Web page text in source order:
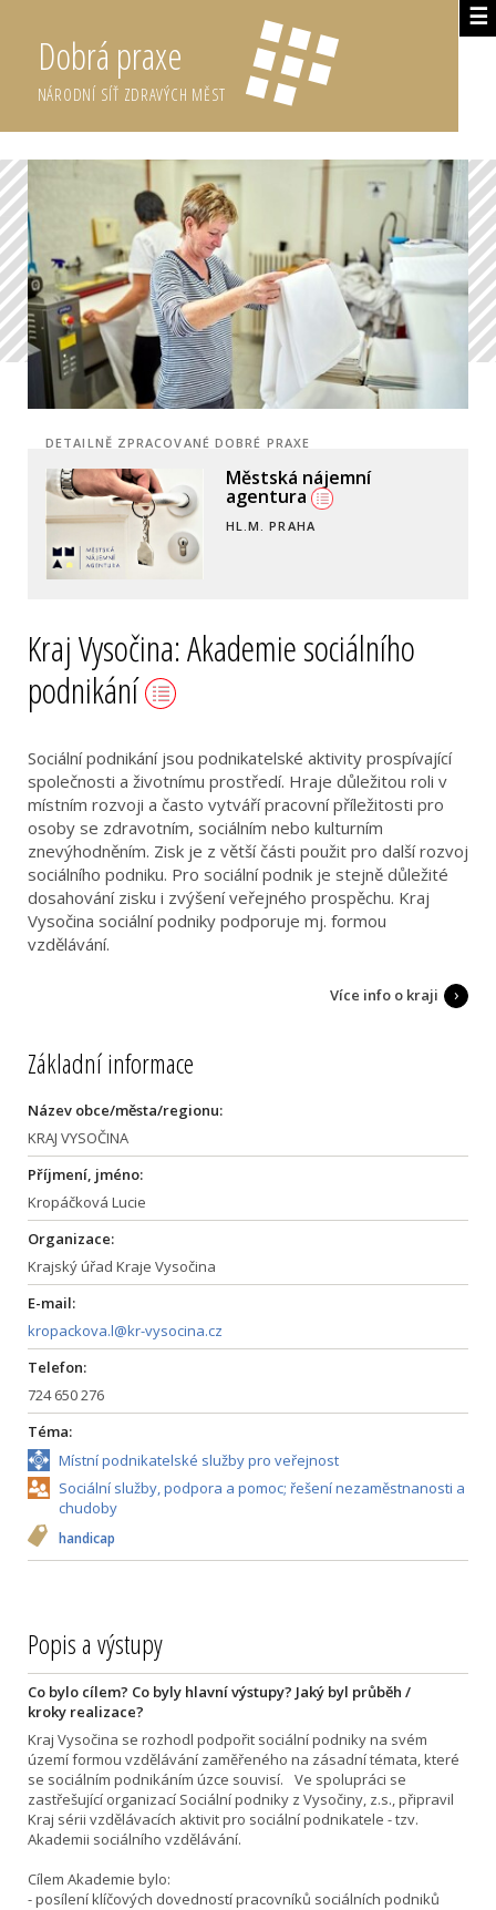
☰
Dobrá praxe
NÁRODNÍ SÍŤ ZDRAVÝCH MĚST
DETAILNĚ ZPRACOVANÉ DOBRÉ PRAXE
Městská nájemní
agentura
HL.M. PRAHA
Kraj Vysočina: Akademie sociálního
podnikání
Sociální podnikání jsou podnikatelské aktivity prospívající
společnosti a životnímu prostředí. Hraje důležitou roli v
místním rozvoji a často vytváří pracovní příležitosti pro
osoby se zdravotním, sociálním nebo kulturním
znevýhodněním. Zisk je z větší části použit pro další rozvoj
sociálního podniku. Pro sociální podnik je stejně důležité
dosahování zisku i zvýšení veřejného prospěchu. Kraj
Vysočina sociální podniky podporuje mj. formou
vzdělávání.
Více info o kraji
Základní informace
Název obce/města/regionu:
KRAJ VYSOČINA
Příjmení, jméno:
Kropáčková Lucie
Organizace:
Krajský úřad Kraje Vysočina
E-mail:
kropackova.l@kr-vysocina.cz
Telefon:
724 650 276
Téma:
Místní podnikatelské služby pro veřejnost
Sociální služby, podpora a pomoc; řešení nezaměstnanosti a
chudoby
handicap
Popis a výstupy
Co bylo cílem? Co byly hlavní výstupy? Jaký byl průběh /
kroky realizace?
Kraj Vysočina se rozhodl podpořit sociální podniky na svém
území formou vzdělávání zaměřeného na zásadní témata, které
se sociálním podnikáním úzce souvisí. Ve spolupráci se
zastřešující organizací Sociální podniky z Vysočiny, z.s., připravil
Kraj sérii vzdělávacích aktivit pro sociální podnikatele - tzv.
Akademii sociálního vzdělávání.
Cílem Akademie bylo:
- posílení klíčových dovedností pracovníků sociálních podniků